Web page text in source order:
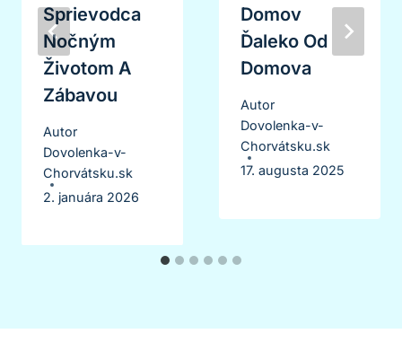
Sprievodca
Nočným
Životom A
Zábavou
Autor
Dovolenka-v-
Chorvátsku.sk
2. januára 2026
Domov
Ďaleko Od
Domova
Autor
Dovolenka-v-
Chorvátsku.sk
17. augusta 2025